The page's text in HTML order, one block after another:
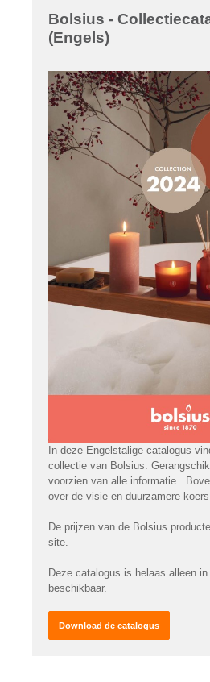
Bolsius -
(Engels)
In deze Engelstalige catalogus
collectie van Bolsius.
voorzien van alle informatie.
over de visie en duurzamere
De prijzen van de Bolsius
site.
Deze catalogus is helaas alleen
beschikbaar.
Download de catalogus